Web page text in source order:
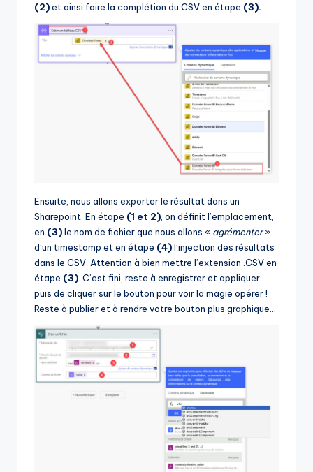
(2)et ainsi faire la complétion du CSV en étape (3).
Ensuite, nous allons exporter le résultat dans un
Sharepoint. En étape (1 et 2) , on définit l’emplacement,
en (3)le nom de fichier que nous allons « agrémenter»
d’un timestamp et en étape (4)l’injection des résultats
dans le CSV. Attention à bien mettre l’extension .CSV en
étape (3) . C’est fini, reste à enregistrer et appliquer
puis de cliquer sur le bouton pour voir la magie opérer !
Reste à publier et à rendre votre bouton plus graphique…